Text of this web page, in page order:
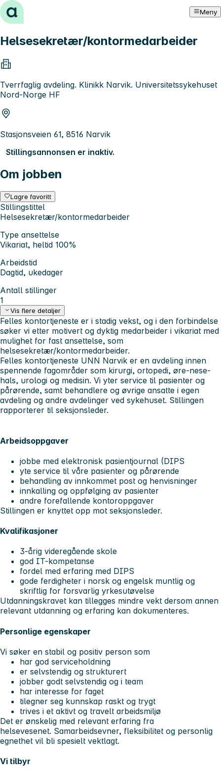
Hopp til innhold Meny
Helsesekretær/kontormedarbeider
Tverrfaglig avdeling. Klinikk Narvik. Universitetssykehuset
Nord-Norge HF
Stasjonsveien 61, 8516 Narvik
Stillingsannonsen er inaktiv.
Om jobben
Lagre favoritt
Stillingstittel
Helsesekretær/kontormedarbeider
Type ansettelse
Vikariat, heltid 100%
Arbeidstid
Dagtid, ukedager
Antall stillinger
1
Vis flere detaljer
Felles kontortjeneste er i stadig vekst, og i den forbindelse
søker vi etter motivert og dyktig medarbeider i vikariat med
mulighet for fast ansettelse, som
helsesekretær/kontormedarbeider.
Felles kontortjeneste UNN Narvik er en avdeling innen
spennende fagområder som kirurgi, ortopedi, øre-nese-
hals, urologi og medisin. Vi yter service til pasienter og
pårørende, samt behandlere og øvrige ansatte i egen
avdeling og andre avdelinger ved sykehuset. Stillingen
rapporterer til seksjonsleder.
Arbeidsoppgaver
jobbe med elektronisk pasientjournal (DIPS
yte service til våre pasienter og pårørende
behandling av innkommet post og henvisninger
innkalling og oppfølging av pasienter
andre forefallende kontoroppgaver
Stillingen er knyttet opp mot seksjonsleder.
Kvalifikasjoner
3-årig videregående skole
god IT-kompetanse
fordel med erfaring med DIPS
gode ferdigheter i norsk og engelsk muntlig og
skriftlig for forsvarlig yrkesutøvelse
Utdanningskravet kan tillegges mindre vekt dersom annen
relevant utdanning og erfaring kan dokumenteres.
Personlige egenskaper
Vi søker en stabil og positiv person som
har god serviceholdning
er selvstendig og strukturert
jobber godt selvstendig og i team
har interesse for faget
tilegner seg kunnskap raskt og trygt
trives i et aktivt og travelt arbeidsmiljø
Det er ønskelig med relevant erfaring fra
helsevesenet. Samarbeidsevner, fleksibilitet og personlig
egnethet vil bli spesielt vektlagt.
Vi tilbyr